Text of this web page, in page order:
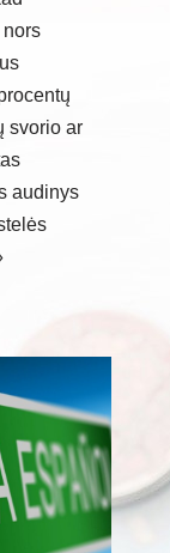
svorio ar
audinys